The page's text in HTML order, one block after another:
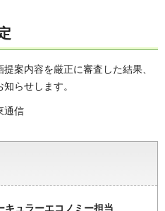
案内容を厳正に審査した結果、
らせします。
通信
キュラーエコノミー担当